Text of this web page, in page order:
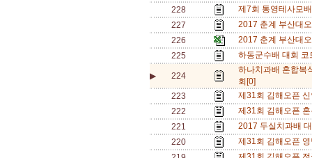
228
제7회 통영테사모
227
2017 춘계 부산대
226
2017 춘계 부산대
225
하동군수배 대회
▶ 224
하나치과배 혼합복
회[0]
223
제31회 김해오픈
222
제31회 김해오픈
221
2017 두실치과배
220
제31회 김해오픈